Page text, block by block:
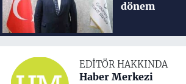
dönem
EDITÖR HAKKINDA
Haber Merkezi